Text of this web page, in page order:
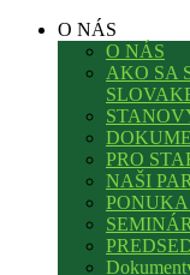
O NÁS
O NÁS
AKO SA
PRO
NAŠI
PONUKA
SEMINÁR